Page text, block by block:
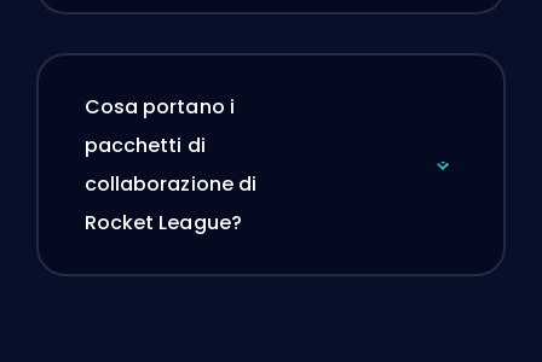
Cosa portano i
pacchetti di
collaborazione di
Rocket League?